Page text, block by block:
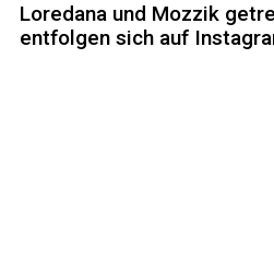
Loredana und Mozzik
entfolgen sich auf